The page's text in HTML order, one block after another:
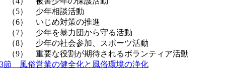
5） 少年相談活動
6） いじめ対策の推進
7） 少年を暴力団から守る活動
8） 少年の社会参加、スポーツ活動
9） 重要な役割が期待されるボランティア活動
節 風俗営業の健全化と風俗環境の浄化